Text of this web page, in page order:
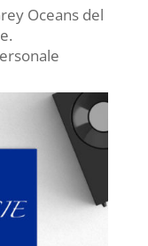
Oceans del